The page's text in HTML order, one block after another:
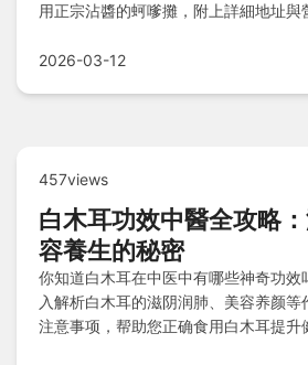
用正宗沾醬的蚵嗲攤，附上詳細地址與
2026-03-12
457views
白木耳功效中醫全攻略
容養生的秘密
你知道白木耳在中医中有哪些神奇功效
入解析白木耳的滋阴润肺、美容养颜等
注意事项，帮助您正确食用白木耳提升